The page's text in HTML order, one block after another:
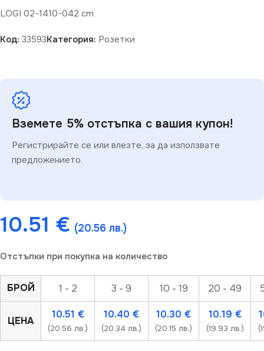
LOGI 02-1410-042 cm
Код: 33593Категория: Розетки
Вземете 5% отстъпка с вашия купон!
Регистрирайте се или влезте, за да използвате
предложението.
10.51 € (20.56 лв.)
Отстъпки при покупка на количество
БРОЙ 1 - 2 3 - 9 10 - 19 20 - 49
ЦЕНА
10.51 €
(20.56 лв.)
10.40 €
(20.34 лв.)
10.30 €
(20.15 лв.)
10.19 €
(19.93 лв.)